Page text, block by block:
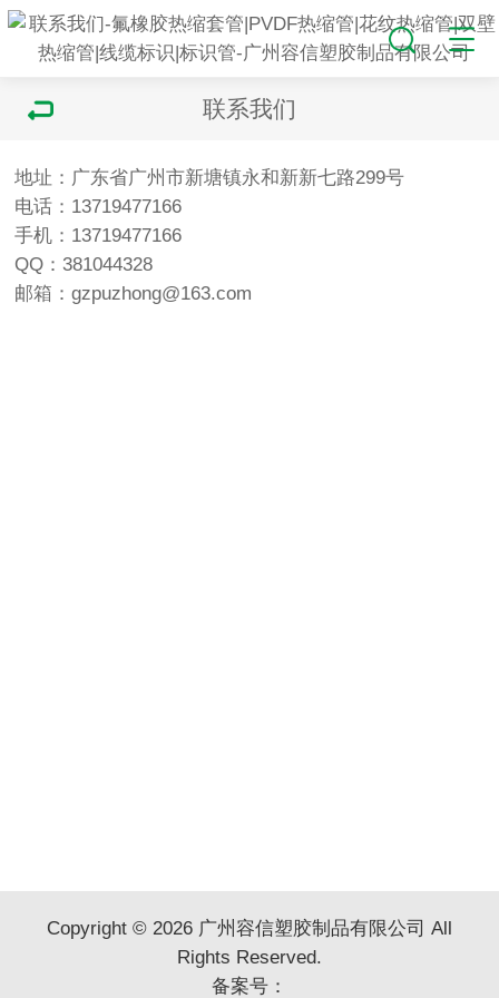
联系我们
地址：广东省广州市新塘镇永和新新七路299号
电话：13719477166
手机：13719477166
QQ：381044328
邮箱：gzpuzhong@163.com
Copyright © 2026 广州容信塑胶制品有限公司 All
Rights Reserved.
备案号：